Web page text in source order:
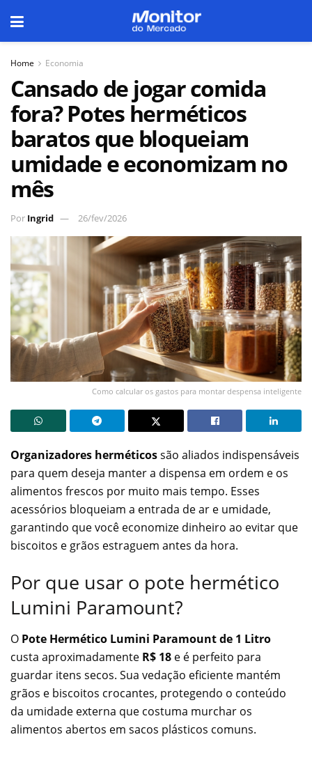
Home Economia
Cansado de jogar comida
fora? Potes herméticos
baratos que bloqueiam
umidade e economizam no
mês
Por Ingrid 26/fev/2026
Como calcular os gastos para montar despensa inteligente
Organizadores herméticossão aliados indispensáveis
para quem deseja manter a dispensa em ordem e os
alimentos frescos por muito mais tempo. Esses
acessórios bloqueiam a entrada de ar e umidade,
garantindo que você economize dinheiro ao evitar que
biscoitos e grãos estraguem antes da hora.
Por que usar o pote hermético
Lumini Paramount?
O Pote Hermético Lumini Paramount de 1 Litro
custa aproximadamente R$ 18 e é perfeito para
guardar itens secos. Sua vedação eficiente mantém
grãos e biscoitos crocantes, protegendo o conteúdo
da umidade externa que costuma murchar os
alimentos abertos em sacos plásticos comuns.